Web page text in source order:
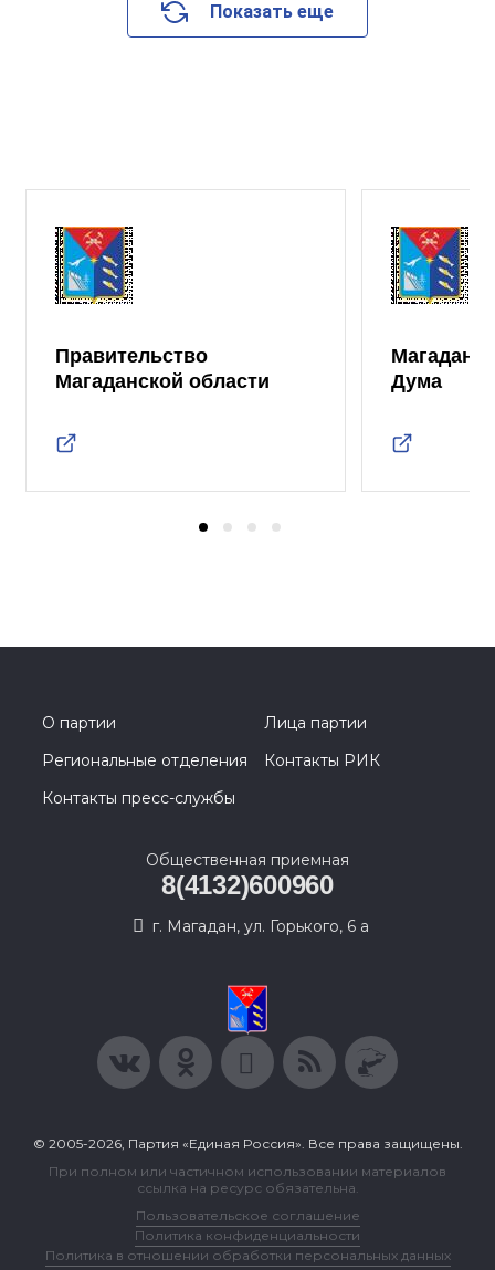
Показать еще
Правительство
Магаданской области
Дума
О партии
Лица партии
Региональные отделения
Контакты РИК
Контакты пресс-службы
Общественная приемная
8(4132)600960
г. Магадан, ул. Горького, 6 а
© 2005-2026, Партия «Единая Россия». Все права защищены.
При полном или частичном использовании материалов
ссылка на ресурс обязательна.
Пользовательское соглашение
Политика конфиденциальности
Политика в отношении обработки персональных данных